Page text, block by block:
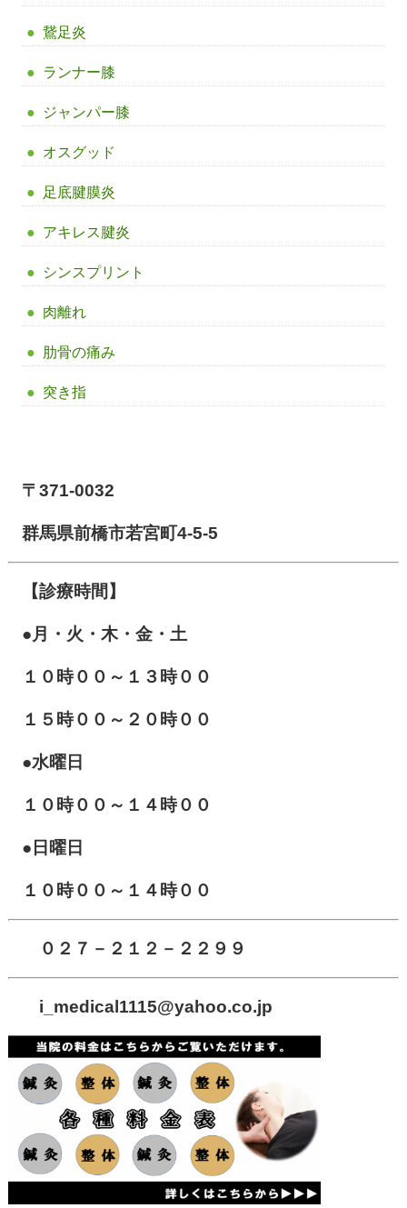
鵞足炎
ランナー膝
ジャンパー膝
オスグッド
足底腱膜炎
アキレス腱炎
シンスプリント
肉離れ
肋骨の痛み
突き指
〒371-0032
群馬県前橋市若宮町4-5-5
【診療時間】
●月・火・木・金・土
１０時００～１３時００
１５時００～２０時００
●水曜日
１０時００～１４時００
●日曜日
１０時００～１４時００
０２７－２１２－２２９９
i_medical1115@yahoo.co.jp